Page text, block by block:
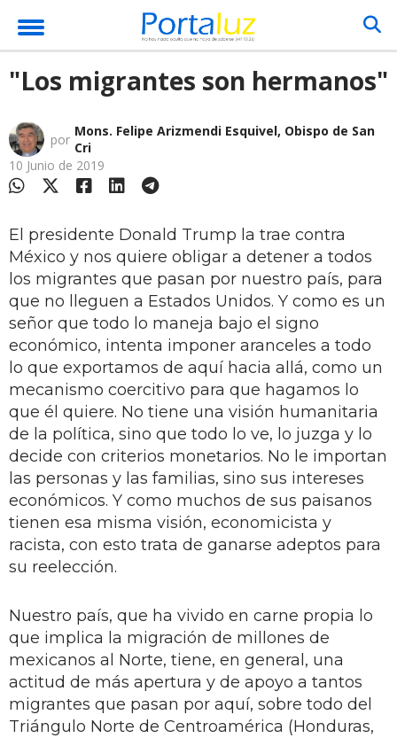
"Los migrantes son hermanos"
por Mons. Felipe Arizmendi Esquivel, Obispo de San
Cri
10 Junio de 2019
El presidente Donald Trump la trae contra
México y nos quiere obligar a detener a todos
los migrantes que pasan por nuestro país, para
que no lleguen a Estados Unidos. Y como es un
señor que todo lo maneja bajo el signo
económico, intenta imponer aranceles a todo
lo que exportamos de aquí hacia allá, como un
mecanismo coercitivo para que hagamos lo
que él quiere. No tiene una visión humanitaria
de la política, sino que todo lo ve, lo juzga y lo
decide con criterios monetarios. No le importan
las personas y las familias, sino sus intereses
económicos. Y como muchos de sus paisanos
tienen esa misma visión, economicista y
racista, con esto trata de ganarse adeptos para
su reelección.
Nuestro país, que ha vivido en carne propia lo
que implica la migración de millones de
mexicanos al Norte, tiene, en general, una
actitud de más apertura y de apoyo a tantos
migrantes que pasan por aquí, sobre todo del
Triángulo Norte de Centroamérica (Honduras,